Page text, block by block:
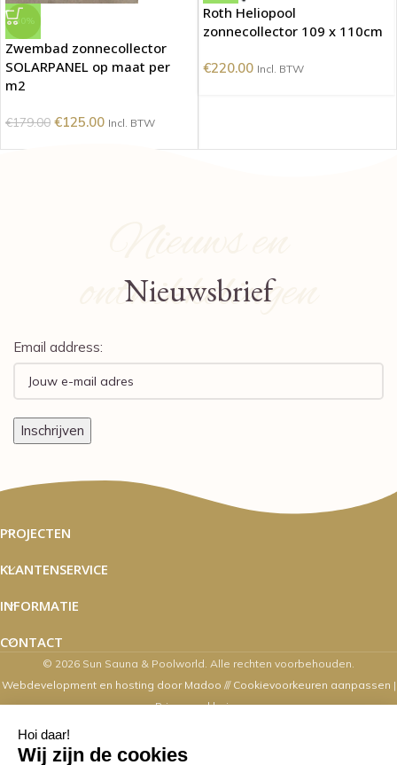
-30%
Zwembad zonnecollector
SOLARPANEL op maat per
m2
€179.00 €125.00 Incl. BTW
Roth Heliopool
zonnecollector 109 x 110cm
€220.00 Incl. BTW
Nieuws en
ontwikkelingen
Nieuwsbrief
Email address:
PROJECTEN
KLANTENSERVICE
INFORMATIE
CONTACT
© 2026 Sun Sauna & Poolworld. Alle rechten voorbehouden.
Webdevelopment en hosting door Madoo /// Cookievoorkeuren aanpassen |
Privacyverklaring
Zaterdag's zijn wij van 10.00 t/m 16.00